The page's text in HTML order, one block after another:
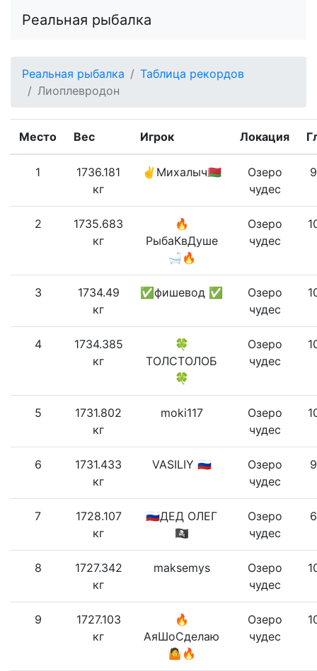
Реальная рыбалка
Реальная рыбалка
Таблица рекордов
Лиоплевродон
Место Вес Игрок Локация
1
1736.181
кг
✌️Михалыч🇧🇾
Озеро
чудес
2
1735.683
кг
🔥
РыбаКвДуше
🛁🔥
Озеро
чудес
3
1734.49
кг
✅фишевод ✅
Озеро
чудес
4
1734.385
кг
🍀
ТОЛСТОЛОБ
🍀
Озеро
чудес
5
1731.802
кг
moki117
Озеро
чудес
6
1731.433
кг
VASILIY 🇷🇺
Озеро
чудес
7
1728.107
кг
🇷🇺ДЕД ОЛЕГ
🏴‍☠
Озеро
чудес
8
1727.342
кг
maksemys
Озеро
чудес
9
1727.103
кг
🔥
АяШоСделаю
🤷🔥
Озеро
чудес